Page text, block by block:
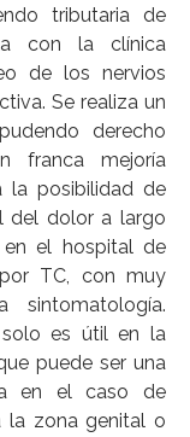
tributaria de
con la clínica
de los nervios
Se realiza un
derecho
franca mejoría
la posibilidad de
del dolor a largo
el hospital de
TC, con muy
solo es útil en la
puede ser una
en el caso de
la zona genital o